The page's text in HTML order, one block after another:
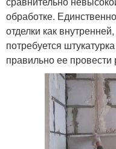
обработке.
отделки как
потребуется
правильно ее